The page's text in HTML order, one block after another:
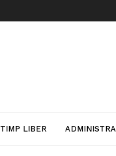
TIMP LIBER